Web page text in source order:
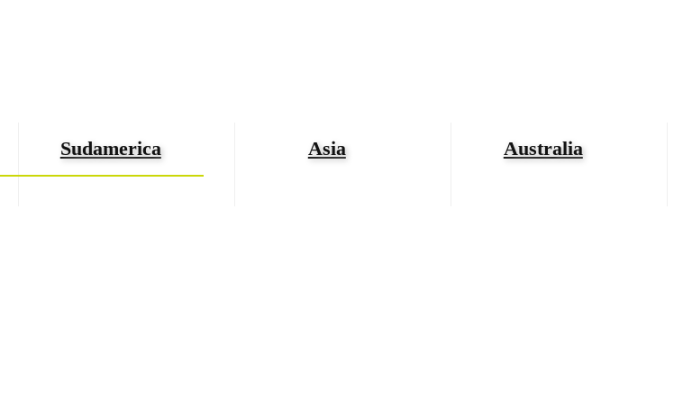
Sudamerica Asia Australia